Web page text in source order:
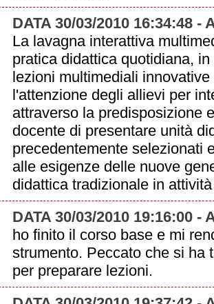
DATA 30/03/2010 16:34:48 -
La lavagna interattiva
pratica didattica quotidiana,
lezioni multimediali
l'attenzione degli allievi per
attraverso la predisposizione
docente di presentare unità
precedentemente selezionati
alle esigenze delle nuove
didattica tradizionale in
DATA 30/03/2010 19:16:00 -
ho finito il corso base e mi
strumento. Peccato che si ha
per preparare lezioni.